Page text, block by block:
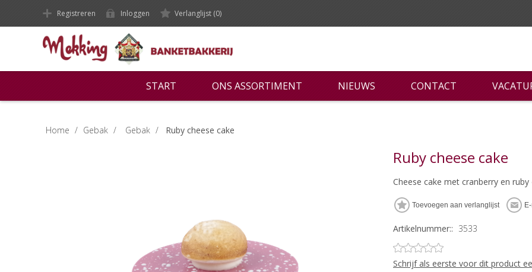
Registreren Inloggen Verlanglijst (0)
START ONS ASSORTIMENT NIEUWS CONTACT
Home / Gebak / Gebak / Ruby cheese cake
Ruby cheese cake
Cheese cake met cranberry en ruby
Artikelnummer:: 3533
Schrijf als eerste voor dit product